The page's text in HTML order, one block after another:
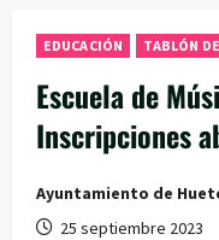
EDUCACIÓN TABLÓN
Escuela de
Inscripciones
Ayuntamiento de
25 septiembre 2023